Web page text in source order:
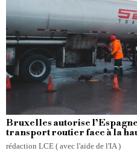
Bruxelles autorise
transport routier face à la
rédaction LCE ( avec l'aide de l'IA )